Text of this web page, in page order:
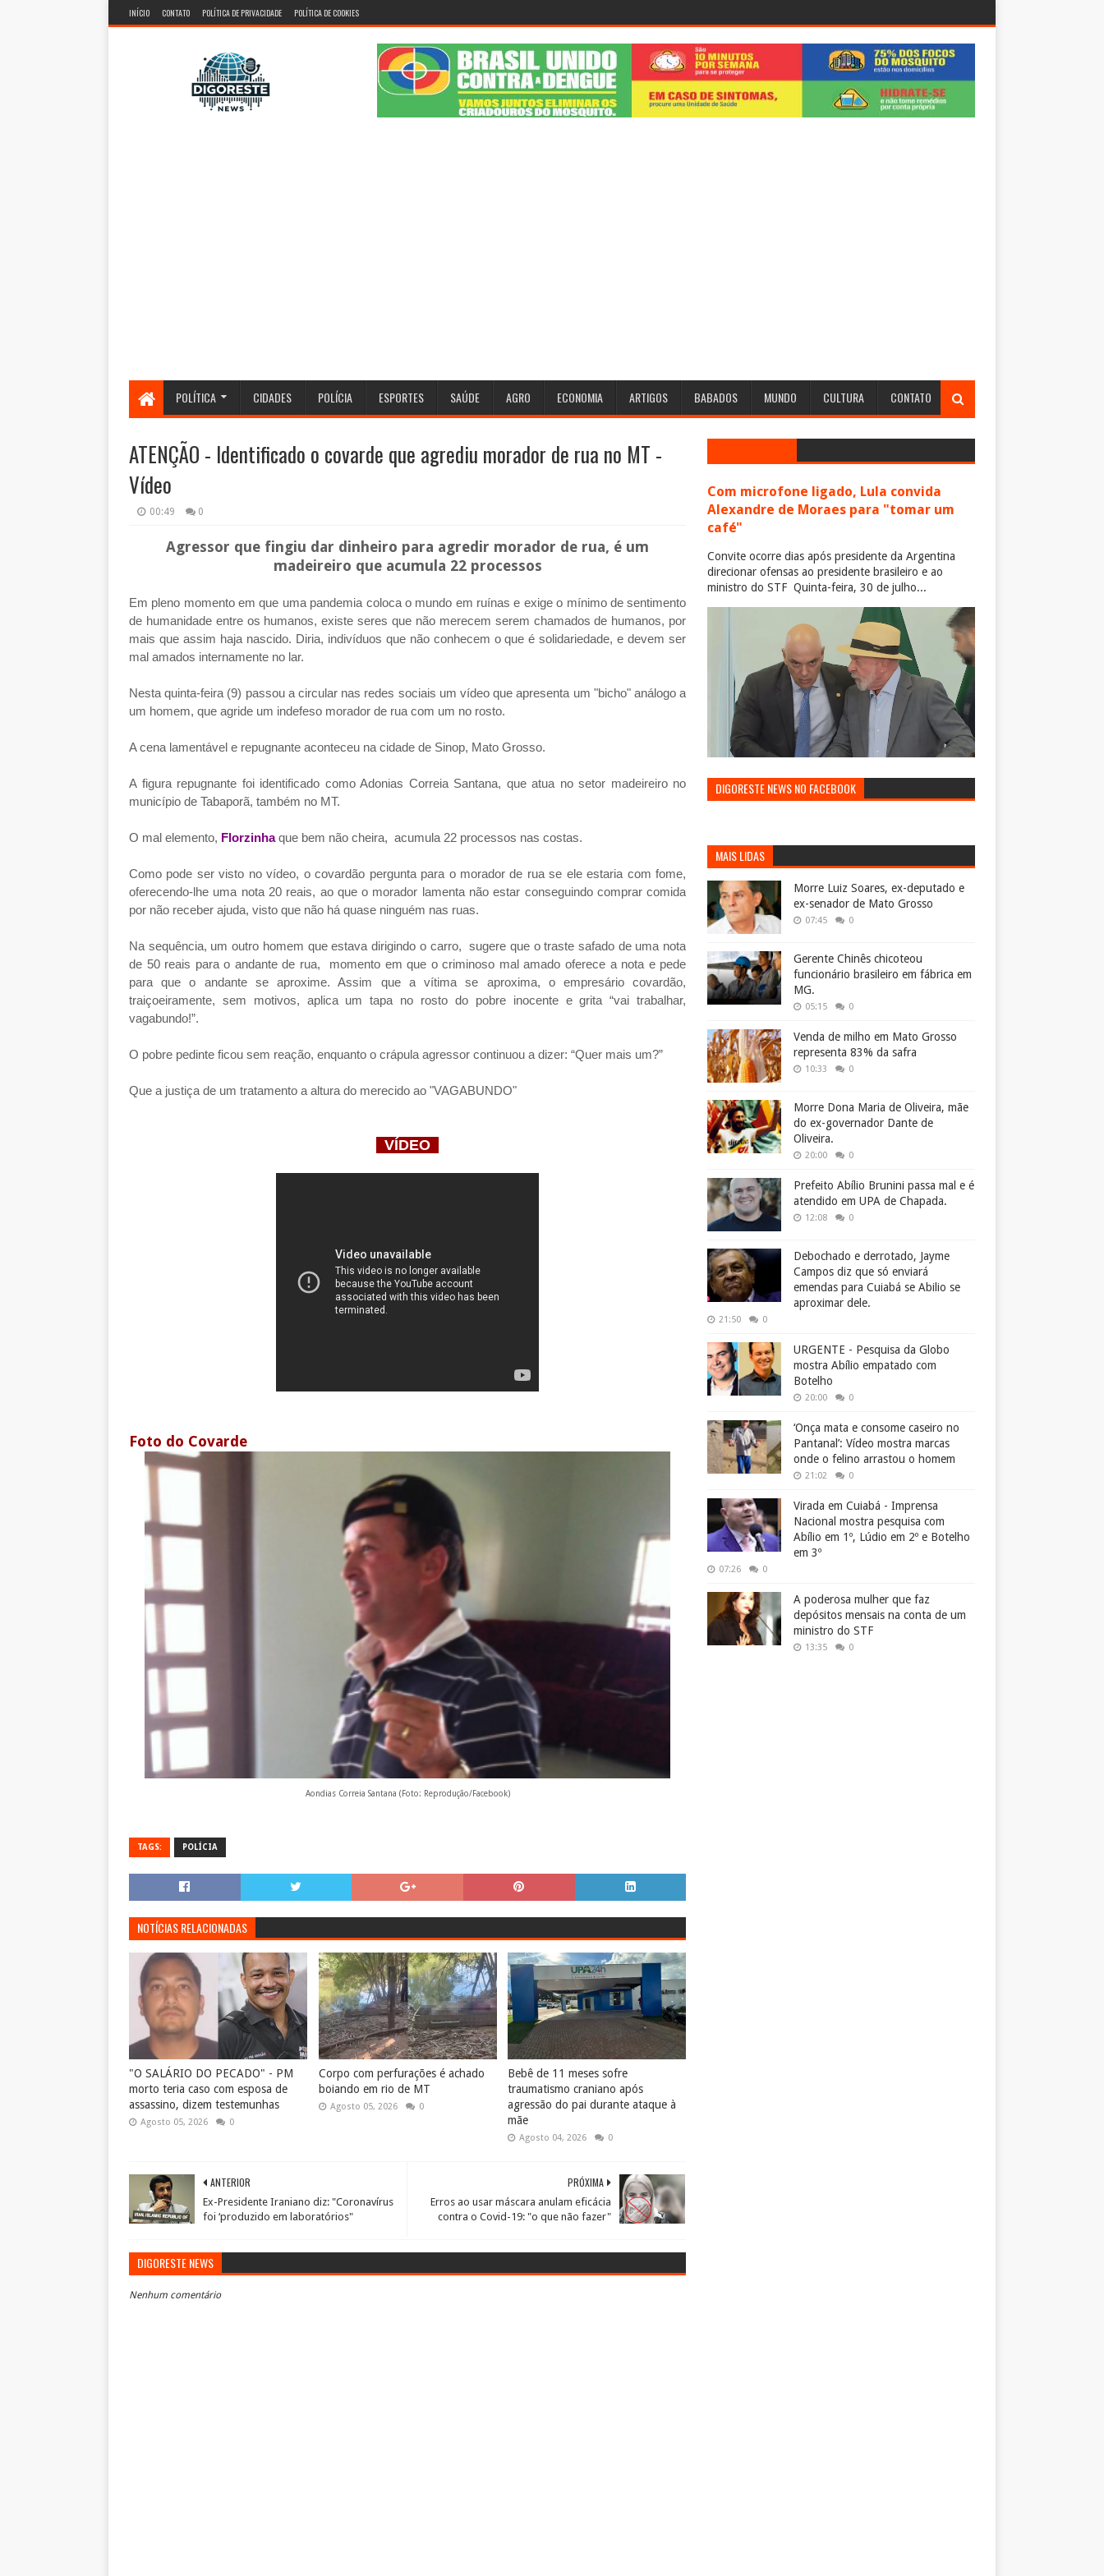
INÍCIO CONTATO POLÍTICA DE PRIVACIDADE POLÍTICA DE COOKIES
POLÍTICA CIDADES POLÍCIA ESPORTES SAÚDE AGRO ECONOMIA ARTIGOS BABADOS MUNDO CULTURA CONTATO
ATENÇÃO - Identificado o covarde que agrediu morador de rua no MT -
Vídeo
00:49 0
Agressor que fingiu dar dinheiro para agredir morador de rua, é um
madeireiro que acumula 22 processos
Em pleno momento em que uma pandemia coloca o mundo em ruínas e exige o mínimo de sentimento
de humanidade entre os humanos, existe seres que não merecem serem chamados de humanos, por
mais que assim haja nascido. Diria, indivíduos que não conhecem o que é solidariedade, e devem ser
mal amados internamente no lar.
Nesta quinta-feira (9) passou a circular nas redes sociais um vídeo que apresenta um "bicho" análogo a
um homem, que agride um indefeso morador de rua com um no rosto.
A cena lamentável e repugnante aconteceu na cidade de Sinop, Mato Grosso.
A figura repugnante foi identificado como Adonias Correia Santana, que atua no setor madeireiro no
município de Tabaporã, também no MT.
O mal elemento, Florzinhaque bem não cheira, acumula 22 processos nas costas.
Como pode ser visto no vídeo, o covardão pergunta para o morador de rua se ele estaria com fome,
oferecendo-lhe uma nota 20 reais, ao que o morador lamenta não estar conseguindo comprar comida
por não receber ajuda, visto que não há quase ninguém nas ruas.
Na sequência, um outro homem que estava dirigindo o carro, sugere que o traste safado de uma nota
de 50 reais para o andante de rua, momento em que o criminoso mal amado oferece a nota e pede
para que o andante se aproxime. Assim que a vítima se aproxima, o empresário covardão,
traiçoeiramente, sem motivos, aplica um tapa no rosto do pobre inocente e grita “vai trabalhar,
vagabundo!”.
O pobre pedinte ficou sem reação, enquanto o crápula agressor continuou a dizer: “Quer mais um?”
Que a justiça de um tratamento a altura do merecido ao "VAGABUNDO"
VÍDEO
Foto do Covarde
Aondias Correia Santana (Foto: Reprodução/Facebook)
TAGS: POLÍCIA
NOTÍCIAS RELACIONADAS
"O SALÁRIO DO PECADO" - PM
morto teria caso com esposa de
assassino, dizem testemunhas
Agosto 05, 2026 0
Corpo com perfurações é achado
boiando em rio de MT
Agosto 05, 2026 0
Bebê de 11 meses sofre
traumatismo craniano após
agressão do pai durante ataque à
mãe
Agosto 04, 2026 0
PRÓXIMA
Erros ao usar máscara anulam eficácia
contra o Covid-19: "o que não fazer"
ANTERIOR
Ex-Presidente Iraniano diz: "Coronavírus
foi ‘produzido em laboratórios"
DIGORESTE NEWS
Nenhum comentário
Com microfone ligado, Lula convida
Alexandre de Moraes para "tomar um
café"
Convite ocorre dias após presidente da Argentina
direcionar ofensas ao presidente brasileiro e ao
ministro do STF Quinta-feira, 30 de julho...
DIGORESTE NEWS NO FACEBOOK
MAIS LIDAS
Morre Luiz Soares, ex-deputado e
ex-senador de Mato Grosso
07:45 0
Gerente Chinês chicoteou
funcionário brasileiro em fábrica em
MG.
05:15 0
Venda de milho em Mato Grosso
representa 83% da safra
10:33 0
Morre Dona Maria de Oliveira, mãe
do ex-governador Dante de
Oliveira.
20:00 0
Prefeito Abílio Brunini passa mal e é
atendido em UPA de Chapada.
12:08 0
Debochado e derrotado, Jayme
Campos diz que só enviará
emendas para Cuiabá se Abilio se
aproximar dele.
21:50 0
URGENTE - Pesquisa da Globo
mostra Abílio empatado com
Botelho
20:00 0
‘Onça mata e consome caseiro no
Pantanal’: Vídeo mostra marcas
onde o felino arrastou o homem
21:02 0
Virada em Cuiabá - Imprensa
Nacional mostra pesquisa com
Abílio em 1º, Lúdio em 2º e Botelho
em 3º
07:26 0
A poderosa mulher que faz
depósitos mensais na conta de um
ministro do STF
13:35 0